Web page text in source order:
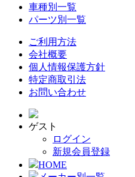
車種別一覧
パーツ別一覧
ご利用方法
会社概要
個人情報保護方針
特定商取引法
お問い合わせ
ゲスト
ログイン
新規会員登録
HOME